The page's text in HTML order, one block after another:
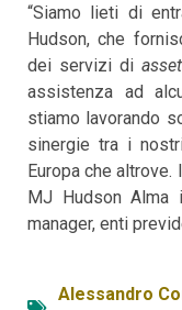
“Siamo lieti di
Hudson, che
dei servizi di
assistenza ad
stiamo lavorando
sinergie tra i
Europa che
MJ Hudson Alma
manager, enti
Alessandro